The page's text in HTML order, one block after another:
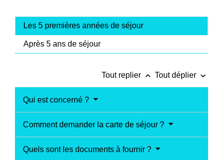
Les 5 premières années de séjour
Après 5 ans de séjour
Tout replier keyboard_arrow_up Tout déplier keyboard_arrow_down
Qui est concerné ?
Comment demander la carte de séjour ?
Quels sont les documents à fournir ?